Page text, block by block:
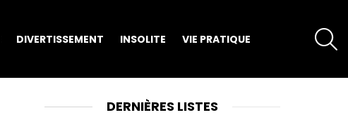
DIVERTISSEMENT INSOLITE VIE PRATIQUE
DERNIÈRES LISTES